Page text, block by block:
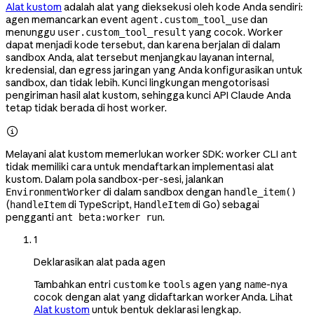
Alat kustom adalah alat yang dieksekusi oleh kode Anda sendiri:
agen memancarkan event agent.custom_tool_usedan
menunggu user.custom_tool_result yang cocok. Worker
dapat menjadi kode tersebut, dan karena berjalan di dalam
sandbox Anda, alat tersebut menjangkau layanan internal,
kredensial, dan egress jaringan yang Anda konfigurasikan untuk
sandbox, dan tidak lebih. Kunci lingkungan mengotorisasi
pengiriman hasil alat kustom, sehingga kunci API Claude Anda
tetap tidak berada di host worker.

Melayani alat kustom memerlukan worker SDK: worker CLI ant
tidak memiliki cara untuk mendaftarkan implementasi alat
kustom. Dalam pola sandbox-per-sesi, jalankan
EnvironmentWorkerdi dalam sandbox dengan handle_item()
(handleItemdi TypeScript, HandleItemdi Go) sebagai
pengganti ant beta:worker run.
1
Deklarasikan alat pada agen
Tambahkan entri customke tools agen yang name-nya
cocok dengan alat yang didaftarkan worker Anda. Lihat
Alat kustom untuk bentuk deklarasi lengkap.